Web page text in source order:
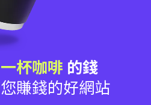
一杯咖啡 的錢
賺錢的好網站